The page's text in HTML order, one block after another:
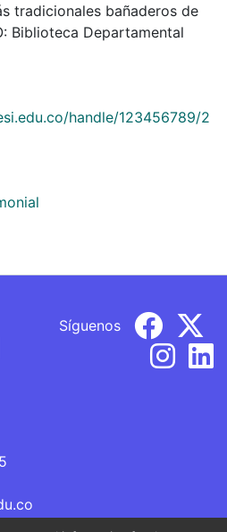
tradicionales bañaderos de
Biblioteca Departamental
handle/123456789/2
Síguenos